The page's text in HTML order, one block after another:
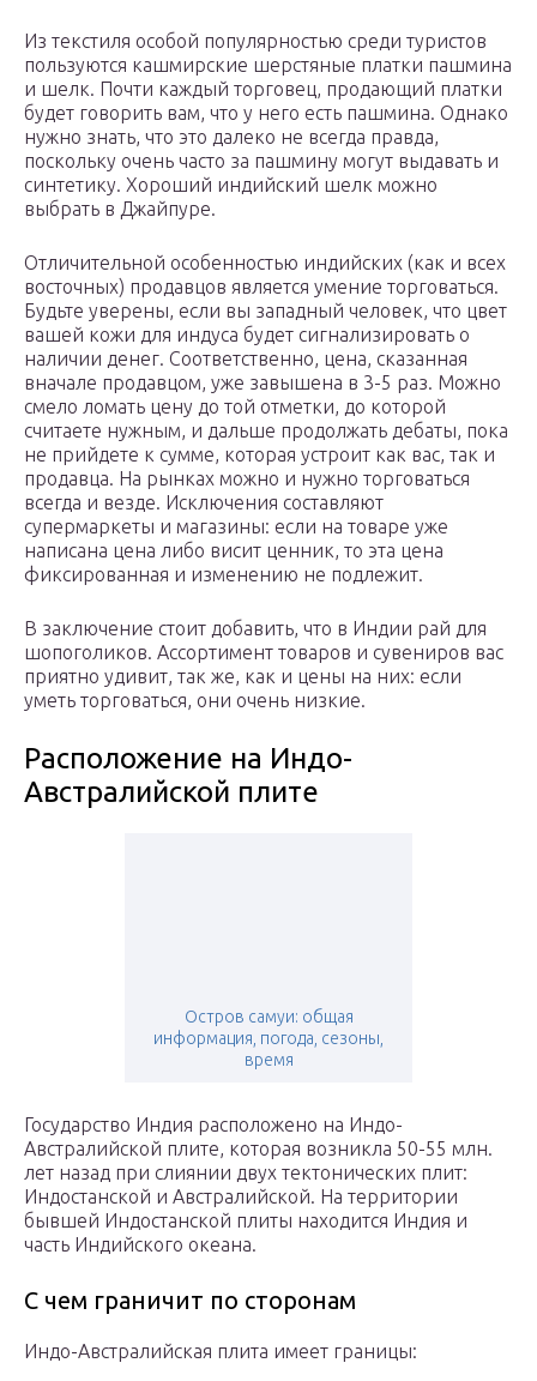
Из текстиля особой популярностью среди туристов
пользуются кашмирские шерстяные платки пашмина
и шелк. Почти каждый торговец, продающий платки
будет говорить вам, что у него есть пашмина. Однако
нужно знать, что это далеко не всегда правда,
поскольку очень часто за пашмину могут выдавать и
синтетику. Хороший индийский шелк можно
выбрать в Джайпуре.
Отличительной особенностью индийских (как и всех
восточных) продавцов является умение торговаться.
Будьте уверены, если вы западный человек, что цвет
вашей кожи для индуса будет сигнализировать о
наличии денег. Соответственно, цена, сказанная
вначале продавцом, уже завышена в 3-5 раз. Можно
смело ломать цену до той отметки, до которой
считаете нужным, и дальше продолжать дебаты, пока
не прийдете к сумме, которая устроит как вас, так и
продавца. На рынках можно и нужно торговаться
всегда и везде. Исключения составляют
супермаркеты и магазины: если на товаре уже
написана цена либо висит ценник, то эта цена
фиксированная и изменению не подлежит.
В заключение стоит добавить, что в Индии рай для
шопоголиков. Ассортимент товаров и сувениров вас
приятно удивит, так же, как и цены на них: если
уметь торговаться, они очень низкие.
Расположение на Индо-
Австралийской плите
Остров самуи: общая
информация, погода, сезоны,
время
Государство Индия расположено на Индо-
Австралийской плите, которая возникла 50-55 млн.
лет назад при слиянии двух тектонических плит:
Индостанской и Австралийской. На территории
бывшей Индостанской плиты находится Индия и
часть Индийского океана.
С чем граничит по сторонам
Индо-Австралийская плита имеет границы: